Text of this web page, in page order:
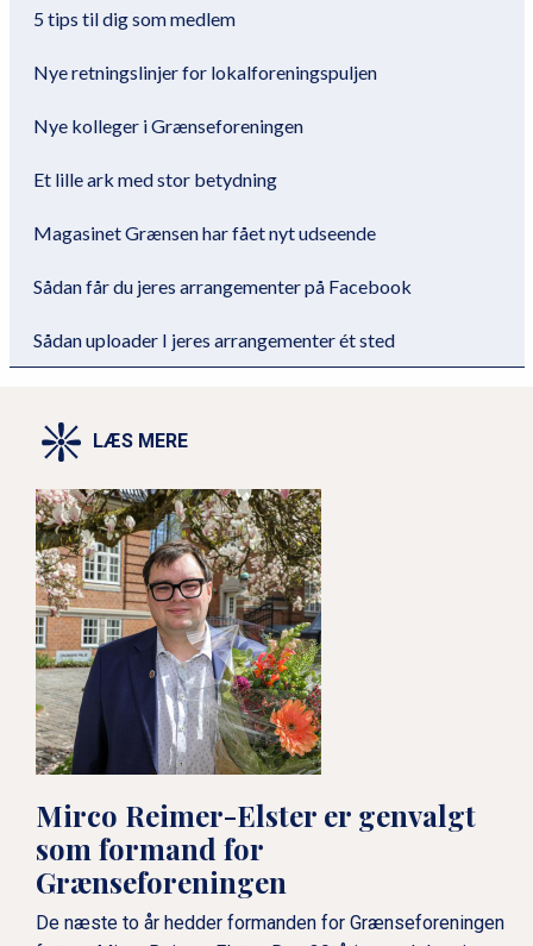
5 tips til dig som medlem
Nye retningslinjer for lokalforeningspuljen
Nye kolleger i Grænseforeningen
Et lille ark med stor betydning
Magasinet Grænsen har fået nyt udseende
Sådan får du jeres arrangementer på Facebook
Sådan uploader I jeres arrangementer ét sted
LÆS MERE
Mirco Reimer-Elster er genvalgt
som formand for
Grænseforeningen
De næste to år hedder formanden for Grænseforeningen